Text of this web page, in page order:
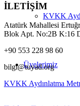
KVKK
Üyelerimiz
İLETİŞİM
Atatürk Mahallesi
Blok Apt. No:2B K:16
+90 553 228 98 60
bilgi@tuyad.org
KVKK Aydınlatma